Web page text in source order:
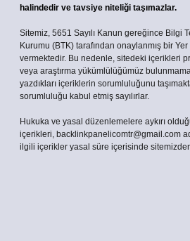
halindedir ve tavsiye niteliği taşımazlar.
Sitemiz, 5651 Sayılı Kanun gereğince Bilgi
Kurumu (BTK) tarafından onaylanmış bir
vermektedir. Bu nedenle, sitedeki içerikleri
veya araştırma yükümlülüğümüz
yazdıkları içeriklerin sorumluluğunu
sorumluluğu kabul etmiş sayılırlar.
Hukuka ve yasal düzenlemelere aykırı
içerikleri, backlinkpanelicomtr@gmail.com
ilgili içerikler yasal süre içerisinde sitemizden